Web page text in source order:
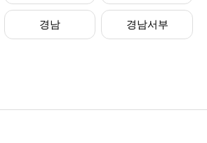
경남 경남서부